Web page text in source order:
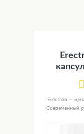
Erectron —
Современный